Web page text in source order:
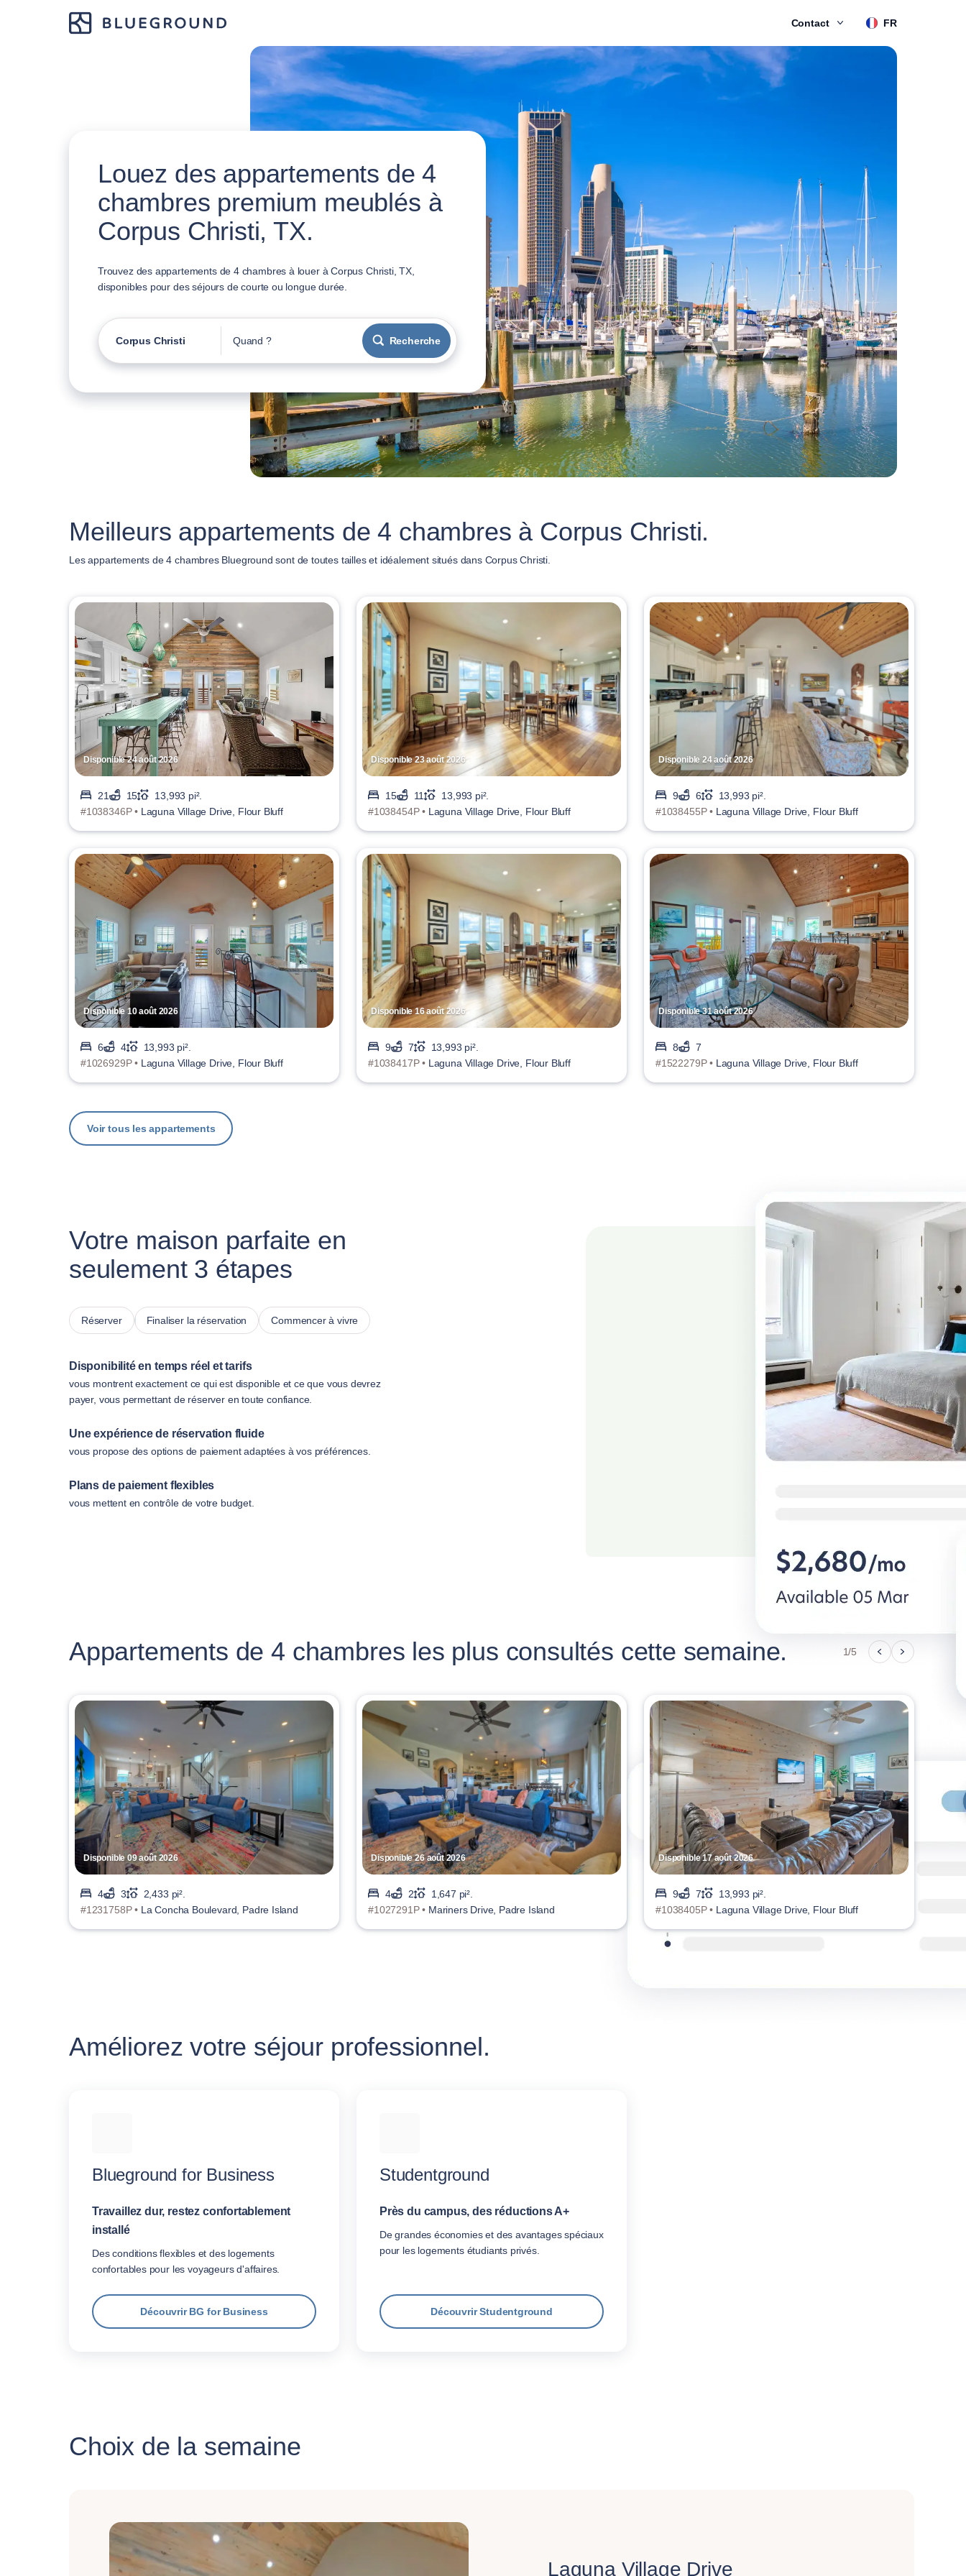
Contact FR
Louez des appartements de 4
chambres premium meublés à
Corpus Christi, TX.
Trouvez des appartements de 4 chambres à louer à Corpus Christi, TX,
disponibles pour des séjours de courte ou longue durée.
Corpus Christi Quand ? Recherche
Meilleurs appartements de 4 chambres à Corpus Christi.
Les appartements de 4 chambres Blueground sont de toutes tailles et idéalement situés dans Corpus Christi.
Disponible 24 août 2026
21 15
13,993 pi².
#1038346P • Laguna Village Drive, Flour Bluff
Disponible 23 août 2026
15 11
13,993 pi².
#1038454P • Laguna Village Drive, Flour Bluff
Disponible 24 août 2026
9 6
13,993 pi².
#1038455P • Laguna Village Drive, Flour Bluff
Disponible 10 août 2026
6 4
13,993 pi².
#1026929P • Laguna Village Drive, Flour Bluff
Disponible 16 août 2026
9 7
13,993 pi².
#1038417P • Laguna Village Drive, Flour Bluff
Disponible 31 août 2026
8
7
#1522279P • Laguna Village Drive, Flour Bluff
Voir tous les appartements
Votre maison parfaite en
seulement 3 étapes
Réserver Finaliser la réservation Commencer à vivre
Disponibilité en temps réel et tarifs
vous montrent exactement ce qui est disponible et ce que vous devrez
payer, vous permettant de réserver en toute confiance.
Une expérience de réservation fluide
vous propose des options de paiement adaptées à vos préférences.
Plans de paiement flexibles
vous mettent en contrôle de votre budget.
Appartements de 4 chambres les plus consultés cette semaine. 1/5
Disponible 09 août 2026
4 3
2,433 pi².
#1231758P • La Concha Boulevard, Padre Island
Disponible 26 août 2026
4 2
1,647 pi².
#1027291P • Mariners Drive, Padre Island
Disponible 17 août 2026
9 7
13,993 pi².
#1038405P • Laguna Village Drive, Flour Bluff
Améliorez votre séjour professionnel.
Blueground for Business
Travaillez dur, restez confortablement
installé
Des conditions flexibles et des logements
confortables pour les voyageurs d'affaires.
Découvrir BG for Business
Studentground
Près du campus, des réductions A+
De grandes économies et des avantages spéciaux
pour les logements étudiants privés.
Découvrir Studentground
Choix de la semaine
Laguna Village Drive